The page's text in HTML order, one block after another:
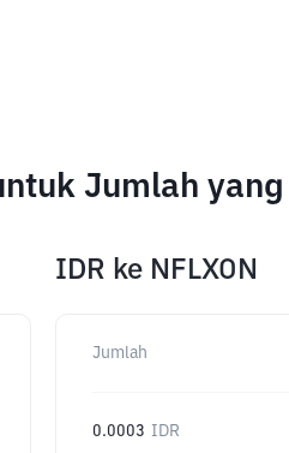
Jumlah
IDR ke NFLXON
Jumlah
0.0003 IDR